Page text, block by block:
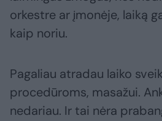
orkestre ar įmonėje, laiką
kaip noriu.
Pagaliau atradau laiko
procedūroms, masažui.
nedariau. Ir tai nėra